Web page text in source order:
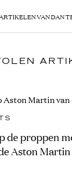
VAN DAN
de proppen
Aston Martin